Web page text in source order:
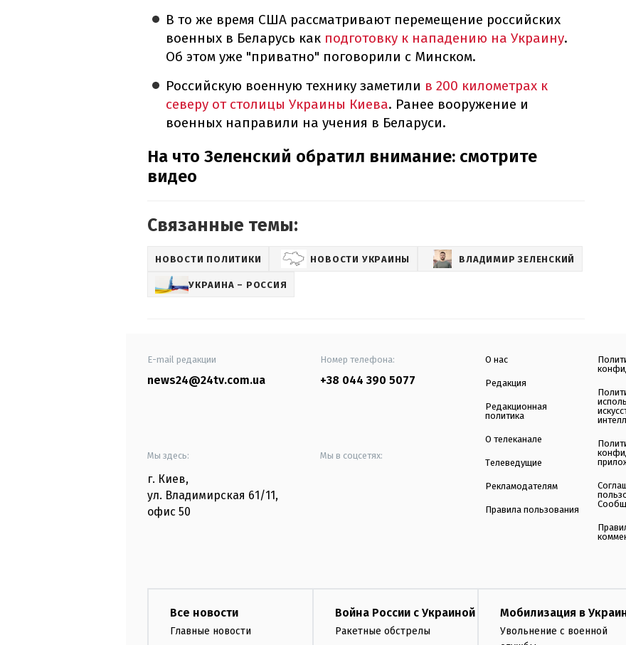
В то же время США рассматривают перемещение российских
военных в Беларусь как подготовку к нападению на Украину.
Об этом уже "приватно" поговорили с Минском.
Российскую военную технику заметили в 200 километрах к
северу от столицы Украины Киева. Ранее вооружение и
военных направили на учения в Беларуси.
На что Зеленский обратил внимание: смотрите
видео
Связанные темы:
НОВОСТИ ПОЛИТИКИ НОВОСТИ УКРАИНЫ ВЛАДИМИР ЗЕЛЕНСКИЙ
УКРАИНА – РОССИЯ
E-mail редакции
news24@24tv.com.ua
Номер телефона:
+38 044 390 5077
Мы здесь:
г. Киев,
ул. Владимирская 61/11,
офис 50
Мы в соцсетях:
О нас
Редакция
Редакционная
политика
О телеканале
Телеведущие
Рекламодателям
Правила пользования
Все новости
Главные новости
Война России с Украиной
Ракетные обстрелы
Мобилизация в
Увольнение с военной